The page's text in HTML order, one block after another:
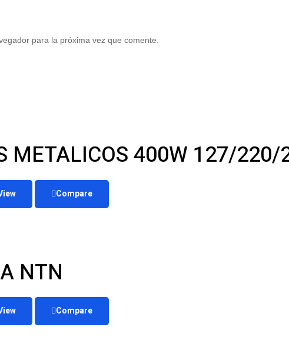
para la próxima vez que comente.
METALICOS 400W 127/
Compare
NTN
Compare